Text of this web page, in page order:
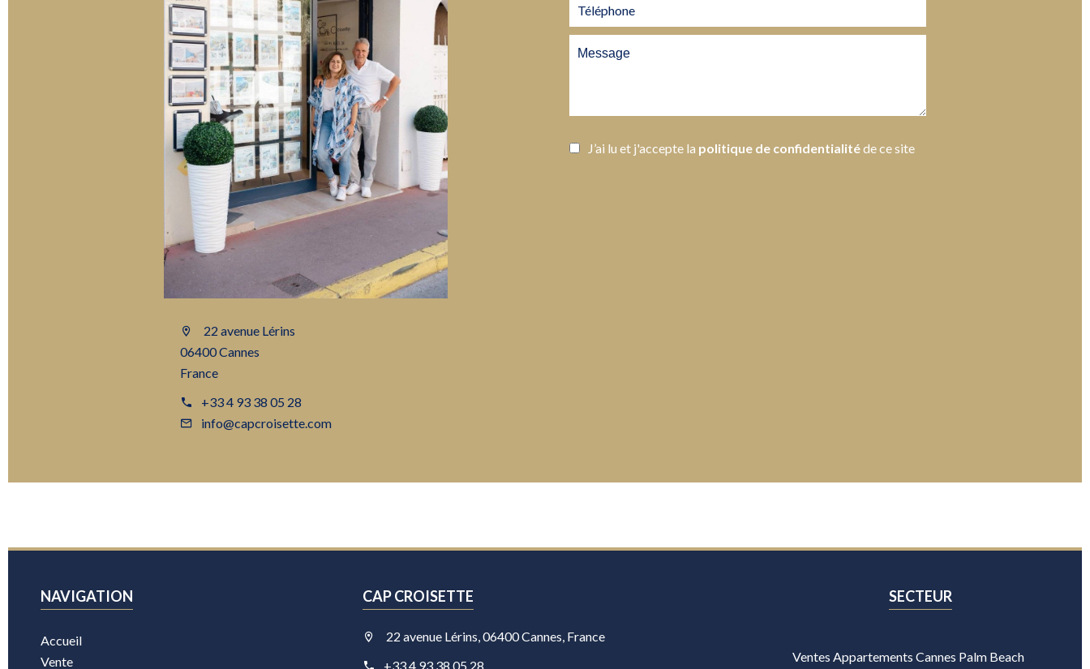
22 avenue Lérins
06400 Cannes
France
+33 4 93 38 05 28
info@capcroisette.com
J’ai lu et j'accepte la politique de confidentialitéde ce site
NAVIGATION
Accueil
Vente
CAP CROISETTE
22 avenue Lérins, 06400 Cannes, France
+33 4 93 38 05 28
SECTEUR
Ventes Appartements Cannes Palm Beach